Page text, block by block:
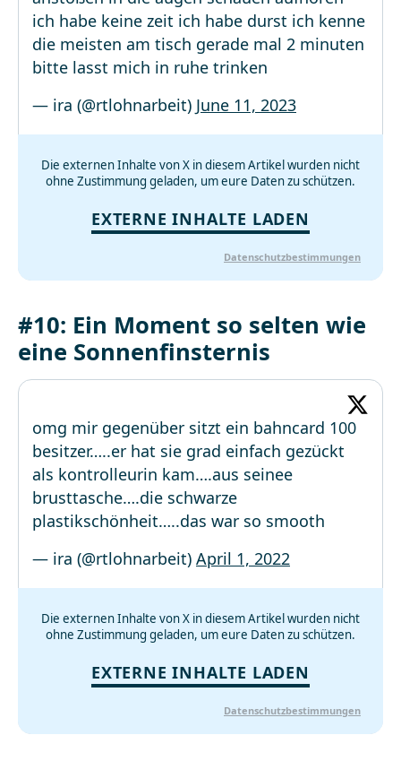
ich habe keine zeit ich habe durst ich kenne
die meisten am tisch gerade mal 2 minuten
bitte lasst mich in ruhe trinken
— ira (@rtlohnarbeit) June 11, 2023
Die externen Inhalte von X in diesem Artikel wurden nicht
ohne Zustimmung geladen, um eure Daten zu schützen.
EXTERNE INHALTE LADEN
Datenschutzbestimmungen
#10: Ein Moment so selten wie
eine Sonnenfinsternis
omg mir gegenüber sitzt ein bahncard 100
besitzer…..er hat sie grad einfach gezückt
als kontrolleurin kam….aus seinee
brusttasche….die schwarze
plastikschönheit…..das war so smooth
— ira (@rtlohnarbeit) April 1, 2022
Die externen Inhalte von X in diesem Artikel wurden nicht
ohne Zustimmung geladen, um eure Daten zu schützen.
EXTERNE INHALTE LADEN
Datenschutzbestimmungen